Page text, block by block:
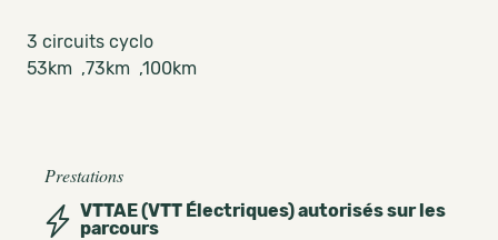
3 circuits cyclo
53km ,73km ,100km
Prestations
VTTAE (VTT Électriques) autorisés sur les
parcours